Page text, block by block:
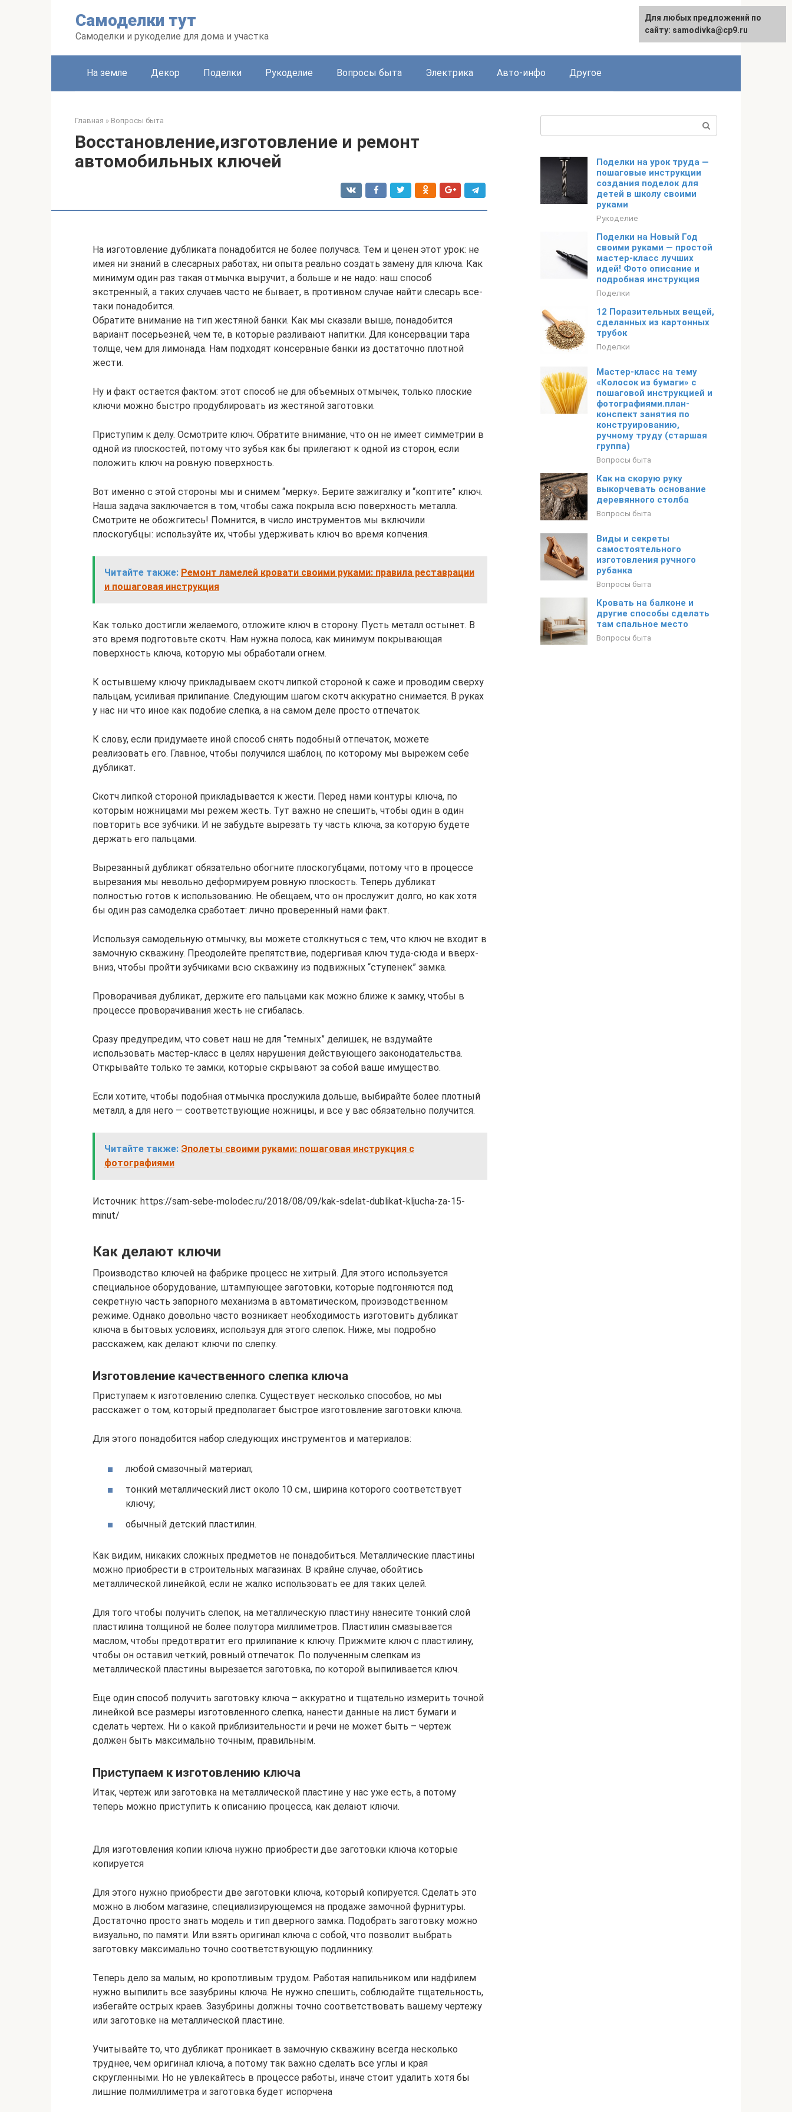
Самоделки тут
Самоделки и рукоделие для дома и участка
English
На земле Декор Поделки Рукоделие Вопросы быта Электрика Авто-инфо Другое
Главная » Вопросы быта
Восстановление,изготовление и ремонт
автомобильных ключей
На изготовление дубликата понадобится не более получаса. Тем и ценен этот урок: не
имея ни знаний в слесарных работах, ни опыта реально создать замену для ключа. Как
минимум один раз такая отмычка выручит, а больше и не надо: наш способ
экстренный, а таких случаев часто не бывает, в противном случае найти слесарь все-
таки понадобится.
Обратите внимание на тип жестяной банки. Как мы сказали выше, понадобится
вариант посерьезней, чем те, в которые разливают напитки. Для консервации тара
толще, чем для лимонада. Нам подходят консервные банки из достаточно плотной
жести.
Ну и факт остается фактом: этот способ не для объемных отмычек, только плоские
ключи можно быстро продублировать из жестяной заготовки.
Приступим к делу. Осмотрите ключ. Обратите внимание, что он не имеет симметрии в
одной из плоскостей, потому что зубья как бы прилегают к одной из сторон, если
положить ключ на ровную поверхность.
Вот именно с этой стороны мы и снимем “мерку». Берите зажигалку и “коптите” ключ.
Наша задача заключается в том, чтобы сажа покрыла всю поверхность металла.
Смотрите не обожгитесь! Помнится, в число инструментов мы включили
плоскогубцы: используйте их, чтобы удерживать ключ во время копчения.
Читайте также: Ремонт ламелей кровати своими руками: правила реставрации
и пошаговая инструкция
Как только достигли желаемого, отложите ключ в сторону. Пусть металл остынет. В
это время подготовьте скотч. Нам нужна полоса, как минимум покрывающая
поверхность ключа, которую мы обработали огнем.
К остывшему ключу прикладываем скотч липкой стороной к саже и проводим сверху
пальцам, усиливая прилипание. Следующим шагом скотч аккуратно снимается. В руках
у нас ни что иное как подобие слепка, а на самом деле просто отпечаток.
К слову, если придумаете иной способ снять подобный отпечаток, можете
реализовать его. Главное, чтобы получился шаблон, по которому мы вырежем себе
дубликат.
Скотч липкой стороной прикладывается к жести. Перед нами контуры ключа, по
которым ножницами мы режем жесть. Тут важно не спешить, чтобы один в один
повторить все зубчики. И не забудьте вырезать ту часть ключа, за которую будете
держать его пальцами.
Вырезанный дубликат обязательно обогните плоскогубцами, потому что в процессе
вырезания мы невольно деформируем ровную плоскость. Теперь дубликат
полностью готов к использованию. Не обещаем, что он прослужит долго, но как хотя
бы один раз самоделка сработает: лично проверенный нами факт.
Используя самодельную отмычку, вы можете столкнуться с тем, что ключ не входит в
замочную скважину. Преодолейте препятствие, подергивая ключ туда-сюда и вверх-
вниз, чтобы пройти зубчиками всю скважину из подвижных “ступенек” замка.
Проворачивая дубликат, держите его пальцами как можно ближе к замку, чтобы в
процессе проворачивания жесть не сгибалась.
Сразу предупредим, что совет наш не для “темных” делишек, не вздумайте
использовать мастер-класс в целях нарушения действующего законодательства.
Открывайте только те замки, которые скрывают за собой ваше имущество.
Если хотите, чтобы подобная отмычка прослужила дольше, выбирайте более плотный
металл, а для него — соответствующие ножницы, и все у вас обязательно получится.
Читайте также: Эполеты своими руками: пошаговая инструкция с
фотографиями
Источник: https://sam-sebe-molodec.ru/2018/08/09/kak-sdelat-dublikat-kljucha-za-15-
minut/
Как делают ключи
Производство ключей на фабрике процесс не хитрый. Для этого используется
специальное оборудование, штампующее заготовки, которые подгоняются под
секретную часть запорного механизма в автоматическом, производственном
режиме. Однако довольно часто возникает необходимость изготовить дубликат
ключа в бытовых условиях, используя для этого слепок. Ниже, мы подробно
расскажем, как делают ключи по слепку.
Изготовление качественного слепка ключа
Приступаем к изготовлению слепка. Существует несколько способов, но мы
расскажет о том, который предполагает быстрое изготовление заготовки ключа.
Для этого понадобится набор следующих инструментов и материалов:
любой смазочный материал;
тонкий металлический лист около 10 см., ширина которого соответствует
ключу;
обычный детский пластилин.
Как видим, никаких сложных предметов не понадобиться. Металлические пластины
можно приобрести в строительных магазинах. В крайне случае, обойтись
металлической линейкой, если не жалко использовать ее для таких целей.
Для того чтобы получить слепок, на металлическую пластину нанесите тонкий слой
пластилина толщиной не более полутора миллиметров. Пластилин смазывается
маслом, чтобы предотвратит его прилипание к ключу. Прижмите ключ с пластилину,
чтобы он оставил четкий, ровный отпечаток. По полученным слепкам из
металлической пластины вырезается заготовка, по которой выпиливается ключ.
Еще один способ получить заготовку ключа – аккуратно и тщательно измерить точной
линейкой все размеры изготовленного слепка, нанести данные на лист бумаги и
сделать чертеж. Ни о какой приблизительности и речи не может быть – чертеж
должен быть максимально точным, правильным.
Приступаем к изготовлению ключа
Итак, чертеж или заготовка на металлической пластине у нас уже есть, а потому
теперь можно приступить к описанию процесса, как делают ключи.
Для изготовления копии ключа нужно приобрести две заготовки ключа которые
копируется
Для этого нужно приобрести две заготовки ключа, который копируется. Сделать это
можно в любом магазине, специализирующемся на продаже замочной фурнитуры.
Достаточно просто знать модель и тип дверного замка. Подобрать заготовку можно
визуально, по памяти. Или взять оригинал ключа с собой, что позволит выбрать
заготовку максимально точно соответствующую подлиннику.
Теперь дело за малым, но кропотливым трудом. Работая напильником или надфилем
нужно выпилить все зазубрины ключа. Не нужно спешить, соблюдайте тщательность,
избегайте острых краев. Зазубрины должны точно соответствовать вашему чертежу
или заготовке на металлической пластине.
Учитывайте то, что дубликат проникает в замочную скважину всегда несколько
труднее, чем оригинал ключа, а потому так важно сделать все углы и края
скругленными. Но не увлекайтесь в процессе работы, иначе стоит удалить хотя бы
лишние полмиллиметра и заготовка будет испорчена
Поделки на урок труда —
пошаговые инструкции
создания поделок для
детей в школу своими
руками
Рукоделие
Поделки на Новый Год
своими руками — простой
мастер-класс лучших
идей! Фото описание и
подробная инструкция
Поделки
12 Поразительных вещей,
сделанных из картонных
трубок
Поделки
Мастер-класс на тему
«Колосок из бумаги» c
пошаговой инструкцией и
фотографиями.план-
конспект занятия по
конструированию,
ручному труду (старшая
группа)
Вопросы быта
Как на скорую руку
выкорчевать основание
деревянного столба
Вопросы быта
Виды и секреты
самостоятельного
изготовления ручного
рубанка
Вопросы быта
Кровать на балконе и
другие способы сделать
там спальное место
Вопросы быта
Для любых предложений по
сайту: samodivka@cp9.ru